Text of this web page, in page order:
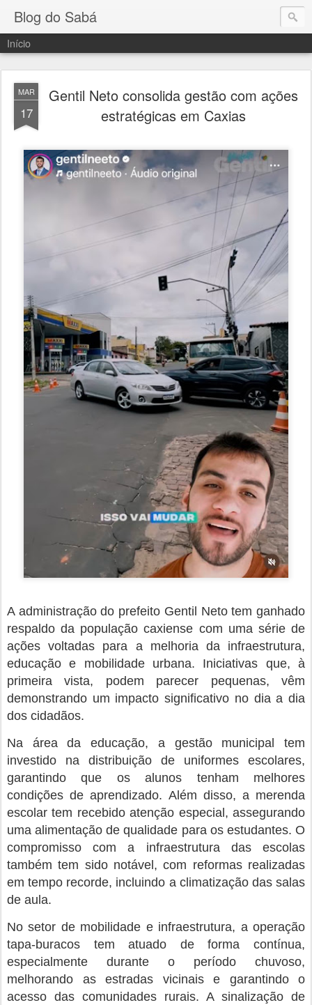
Blog do Sabá
Início
MAR
17
Gentil Neto consolida gestão com ações
estratégicas em Caxias
A administração do prefeito Gentil Neto tem ganhado
respaldo da população caxiense com uma série de
ações voltadas para a melhoria da infraestrutura,
educação e mobilidade urbana. Iniciativas que, à
primeira vista, podem parecer pequenas, vêm
demonstrando um impacto significativo no dia a dia
dos cidadãos.
Na área da educação, a gestão municipal tem
investido na distribuição de uniformes escolares,
garantindo que os alunos tenham melhores
condições de aprendizado. Além disso, a merenda
escolar tem recebido atenção especial, assegurando
uma alimentação de qualidade para os estudantes. O
compromisso com a infraestrutura das escolas
também tem sido notável, com reformas realizadas
em tempo recorde, incluindo a climatização das salas
de aula.
No setor de mobilidade e infraestrutura, a operação
tapa-buracos tem atuado de forma contínua,
especialmente durante o período chuvoso,
melhorando as estradas vicinais e garantindo o
acesso das comunidades rurais. A sinalização de